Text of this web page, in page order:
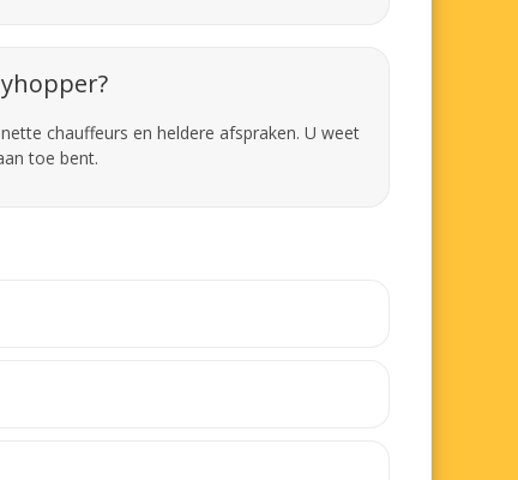
chauffeurs en heldere afspraken. U weet
toe bent.